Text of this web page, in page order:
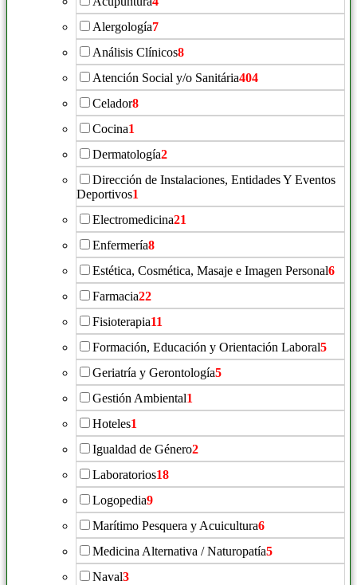
Alergología7
Análisis Clínicos8
Atención Social y/o Sanitária404
Celador8
Cocina1
Dermatología2
Dirección de Instalaciones, Entidades Y Eventos
Deportivos1
Electromedicina21
Enfermería8
Estética, Cosmética, Masaje e Imagen Personal6
Farmacia22
Fisioterapia11
Formación, Educación y Orientación Laboral5
Geriatría y Gerontología5
Gestión Ambiental1
Hoteles1
Igualdad de Género2
Laboratorios18
Logopedia9
Marítimo Pesquera y Acuicultura6
Medicina Alternativa / Naturopatía5
Naval3